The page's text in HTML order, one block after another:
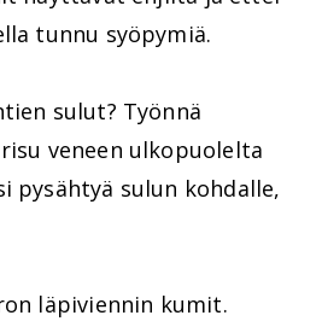
tunnu syöpymiä.
sulut? Työnnä
veneen ulkopuolelta
pysähtyä sulun kohdalle,
läpiviennin kumit.